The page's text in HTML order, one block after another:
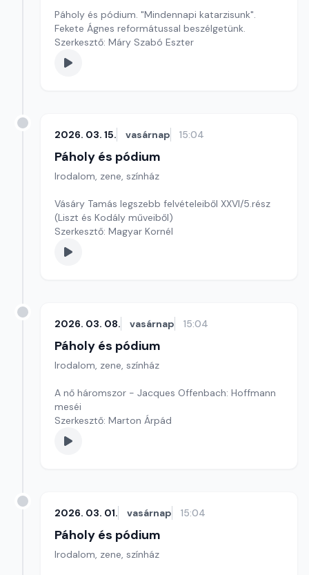
Páholy és pódium. "Mindennapi katarzisunk".
Fekete Ágnes reformátussal beszélgetünk.
Szerkesztő: Máry Szabó Eszter
2026. 03. 15. vasárnap 15:04
Páholy és pódium
Irodalom, zene, színház
Vásáry Tamás legszebb felvételeiből XXVI/5.rész
(Liszt és Kodály műveiből)
Szerkesztő: Magyar Kornél
2026. 03. 08. vasárnap 15:04
Páholy és pódium
Irodalom, zene, színház
A nő háromszor - Jacques Offenbach: Hoffmann
meséi
Szerkesztő: Marton Árpád
2026. 03. 01. vasárnap 15:04
Páholy és pódium
Irodalom, zene, színház